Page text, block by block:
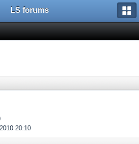
LS forums
20:10